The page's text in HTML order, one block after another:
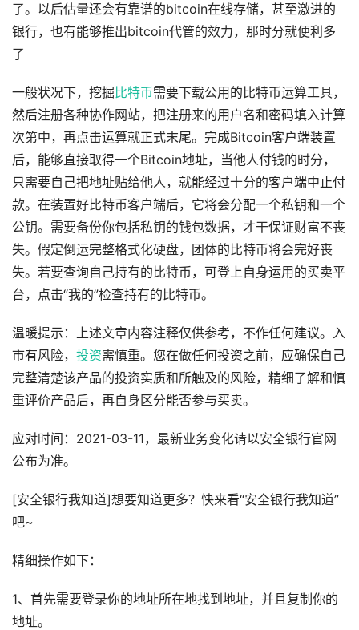
了。以后估量还会有靠谱的bitcoin在线存储，甚至激进的
银行，也有能够推出bitcoin代管的效力，那时分就便利多
了
一般状况下，挖掘 比特币需要下载公用的比特币运算工具，
然后注册各种协作网站，把注册来的用户名和密码填入计算
次第中，再点击运算就正式末尾。完成Bitcoin客户端装置
后，能够直接取得一个Bitcoin地址，当他人付钱的时分，
只需要自己把地址贴给他人，就能经过十分的客户端中止付
款。在装置好比特币客户端后，它将会分配一个私钥和一个
公钥。需要备份你包括私钥的钱包数据，才干保证财富不丧
失。假定倒运完整格式化硬盘，团体的比特币将会完好丧
失。若要查询自己持有的比特币，可登上自身运用的买卖平
台，点击“我的”检查持有的比特币。
温暖提示：上述文章内容注释仅供参考，不作任何建议。入
市有风险， 投资需慎重。您在做任何投资之前，应确保自己
完整清楚该产品的投资实质和所触及的风险，精细了解和慎
重评价产品后，再自身区分能否参与买卖。
应对时间：2021-03-11，最新业务变化请以安全银行官网
公布为准。
[安全银行我知道]想要知道更多？快来看“安全银行我知道”
吧~
精细操作如下：
1、首先需要登录你的地址所在地找到地址，并且复制你的
地址。